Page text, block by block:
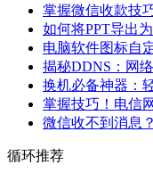
掌握微信收款技
如何将PPT导出
电脑软件图标自
揭秘DDNS：网
换机必备神器：
掌握技巧！电信
微信收不到消息
循环推荐